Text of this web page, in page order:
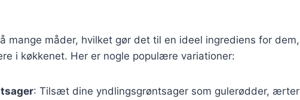
mange måder, hvilket gør det til en ideel ingrediens for dem,
i køkkenet. Her er nogle populære variationer:
: Tilsæt dine yndlingsgrøntsager som gulerødder, ærter